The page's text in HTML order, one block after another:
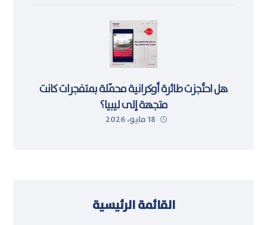
هل احتُجزت طائرة أوكرانية محمّلة بمتفجرات كانت
متجهة إلى ليبيا؟
18 مايو، 2026
القائمة الرئيسية